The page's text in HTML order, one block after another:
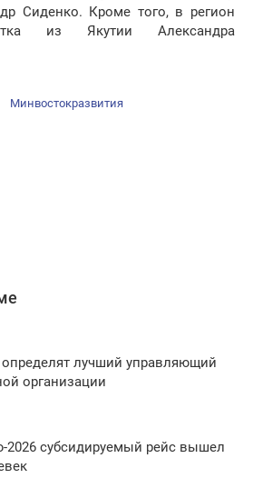
Сиденко. Кроме того, в регион
из Якутии Александра
Минвостокразвития
лучший управляющий
организации
субсидируемый рейс вышел